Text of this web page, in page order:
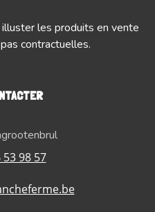
les produits en vente
contractuelles.
53 98 57